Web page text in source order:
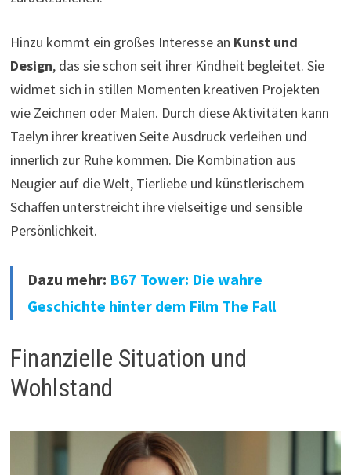
Hinzu kommt ein großes Interesse an Kunst und
Design, das sie schon seit ihrer Kindheit begleitet. Sie
widmet sich in stillen Momenten kreativen Projekten
wie Zeichnen oder Malen. Durch diese Aktivitäten kann
Taelyn ihrer kreativen Seite Ausdruck verleihen und
innerlich zur Ruhe kommen. Die Kombination aus
Neugier auf die Welt, Tierliebe und künstlerischem
Schaffen unterstreicht ihre vielseitige und sensible
Persönlichkeit.
Dazu mehr: B67 Tower: Die wahre
Geschichte hinter dem Film The Fall
Finanzielle Situation und
Wohlstand